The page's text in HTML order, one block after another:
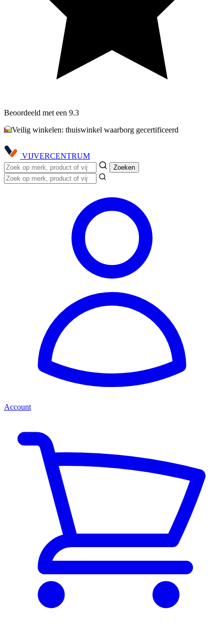
Beoordeeld met een 9.3
Veilig winkelen: thuiswinkel waarborg gecertificeerd
VIJVERCENTRUM
Zoeken
Account